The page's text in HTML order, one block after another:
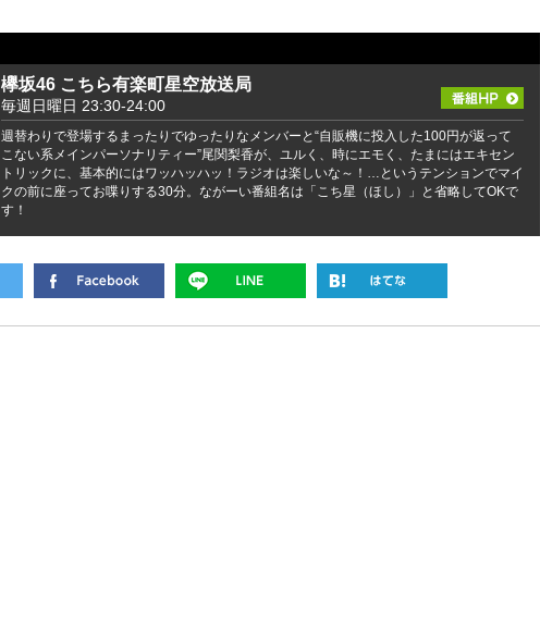
欅坂46 こちら有楽町星空放送局
毎週日曜日 23:30-24:00
週替わりで登場するまったりでゆったりなメンバーと“自販機に投入した100円が返って
こない系メインパーソナリティー”尾関梨香が、ユルく、時にエモく、たまにはエキセン
トリックに、基本的にはワッハッハッ！ラジオは楽しいな～！…というテンションでマイ
クの前に座ってお喋りする30分。ながーい番組名は「こち星（ほし）」と省略してOKで
す！